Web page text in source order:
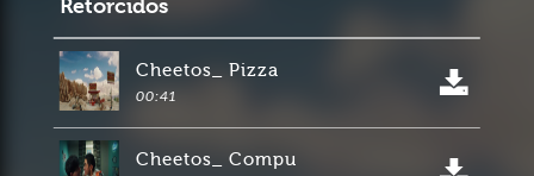
Retorcidos
Cheetos_ Pizza
00:41
Cheetos_ Compu